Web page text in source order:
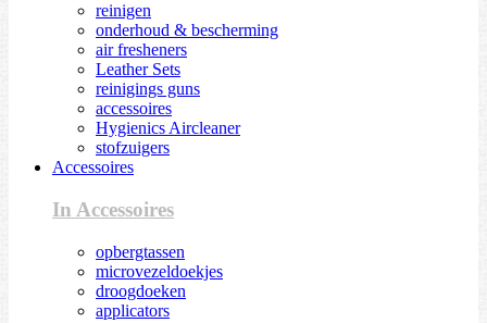
reinigen
onderhoud & bescherming
air fresheners
Leather Sets
reinigings guns
accessoires
Hygienics Aircleaner
stofzuigers
Accessoires
In Accessoires
opbergtassen
microvezeldoekjes
droogdoeken
applicators